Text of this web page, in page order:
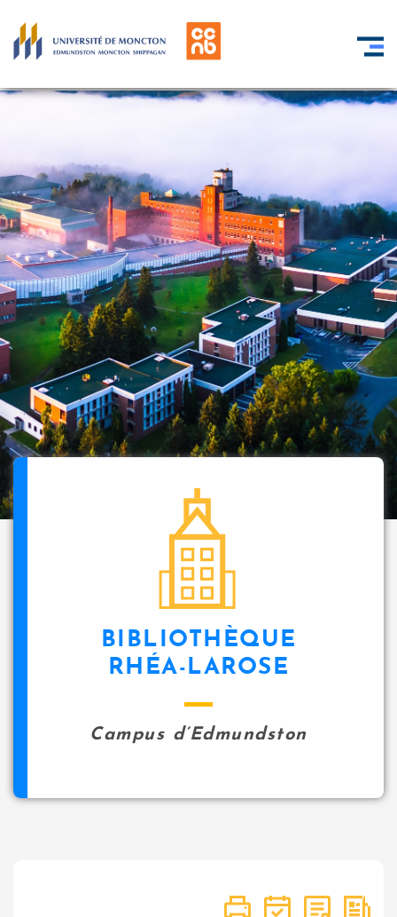
BIBLIOTHÈQUE
RHÉA-LAROSE
Campus d’Edmundston